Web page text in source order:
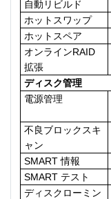
自動リビルド
ホットスワップ
ホットスペア
オンラインRAID
拡張
ディスク管理
電源管理
不良ブロックスキ
ャン
SMART 情報
SMART テスト
ディスクローミン